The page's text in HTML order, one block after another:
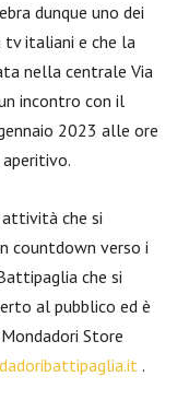
dunque uno dei
italiani e che la
nella centrale Via
incontro con il
2023 alle ore
attività che si
countdown verso i
che si
al pubblico ed è
Store
.